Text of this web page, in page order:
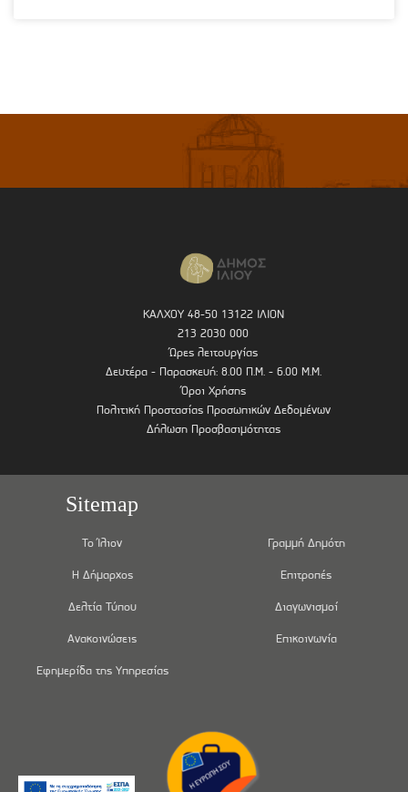
ΚΑΛΧΟΥ 48-50 13122 ΙΛΙΟΝ
213 2030 000
Ώρες λειτουργίας
Δευτέρα - Παρασκευή: 8.00 Π.Μ. - 6.00 Μ.Μ.
Όροι Χρήσης
Πολιτική Προστασίας Προσωπικών Δεδομένων
Δήλωση Προσβασιμότητας
Sitemap
Το Ίλιον
Η Δήμαρχος
Δελτία Τύπου
Ανακοινώσεις
Εφημερίδα της Υπηρεσίας
Γραμμή Δημότη
Επιτροπές
Διαγωνισμοί
Επικοινωνία